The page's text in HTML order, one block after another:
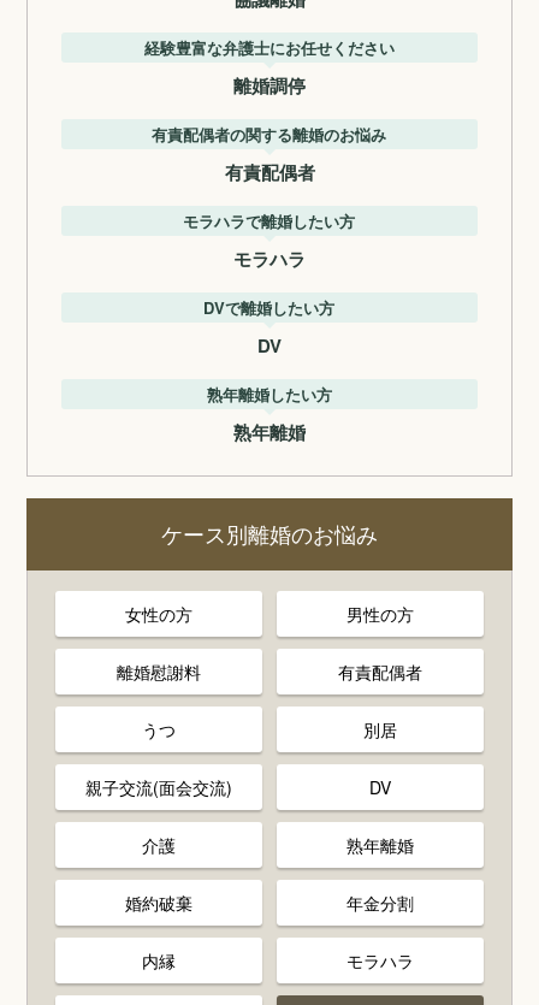
経験豊富な弁護士にお任せください
離婚調停
有責配偶者の関する離婚のお悩み
有責配偶者
モラハラで離婚したい方
モラハラ
DVで離婚したい方
DV
熟年離婚したい方
熟年離婚
ケース別離婚のお悩み
女性の方 男性の方
離婚慰謝料 有責配偶者
うつ 別居
親子交流(面会交流) DV
介護 熟年離婚
婚約破棄 年金分割
内縁 モラハラ